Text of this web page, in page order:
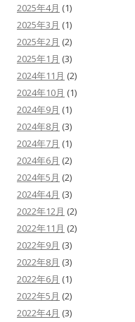
2025年4月 (1)
2025年3月 (1)
2025年2月 (2)
2025年1月 (3)
2024年11月 (2)
2024年10月 (1)
2024年9月 (1)
2024年8月 (3)
2024年7月 (1)
2024年6月 (2)
2024年5月 (2)
2024年4月 (3)
2022年12月 (2)
2022年11月 (2)
2022年9月 (3)
2022年8月 (3)
2022年6月 (1)
2022年5月 (2)
2022年4月 (3)